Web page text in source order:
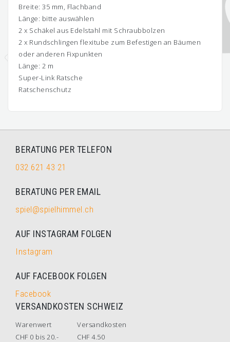
Breite: 35 mm, Flachband
Länge: bitte auswählen
2 x Schäkel aus Edelstahl mit Schraubbolzen
2 x Rundschlingen flexitube zum Befestigen an Bäumen
oder anderen Fixpunkten
Länge: 2 m
Super-Link Ratsche
Ratschenschutz
BERATUNG PER TELEFON
032 621 43 21
BERATUNG PER EMAIL
spiel@spielhimmel.ch
AUF INSTAGRAM FOLGEN
Instagram
AUF FACEBOOK FOLGEN
Facebook
VERSANDKOSTEN SCHWEIZ
Warenwert
Versandkosten
CHF 0 bis 20.-
CHF 4.50